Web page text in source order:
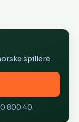
spillere.
800 40.